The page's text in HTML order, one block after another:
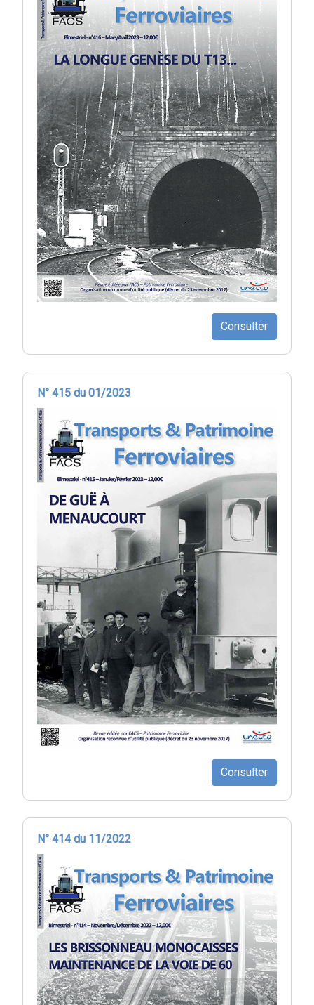
Consulter
N° 415 du 01/2023
Consulter
N° 414 du 11/2022